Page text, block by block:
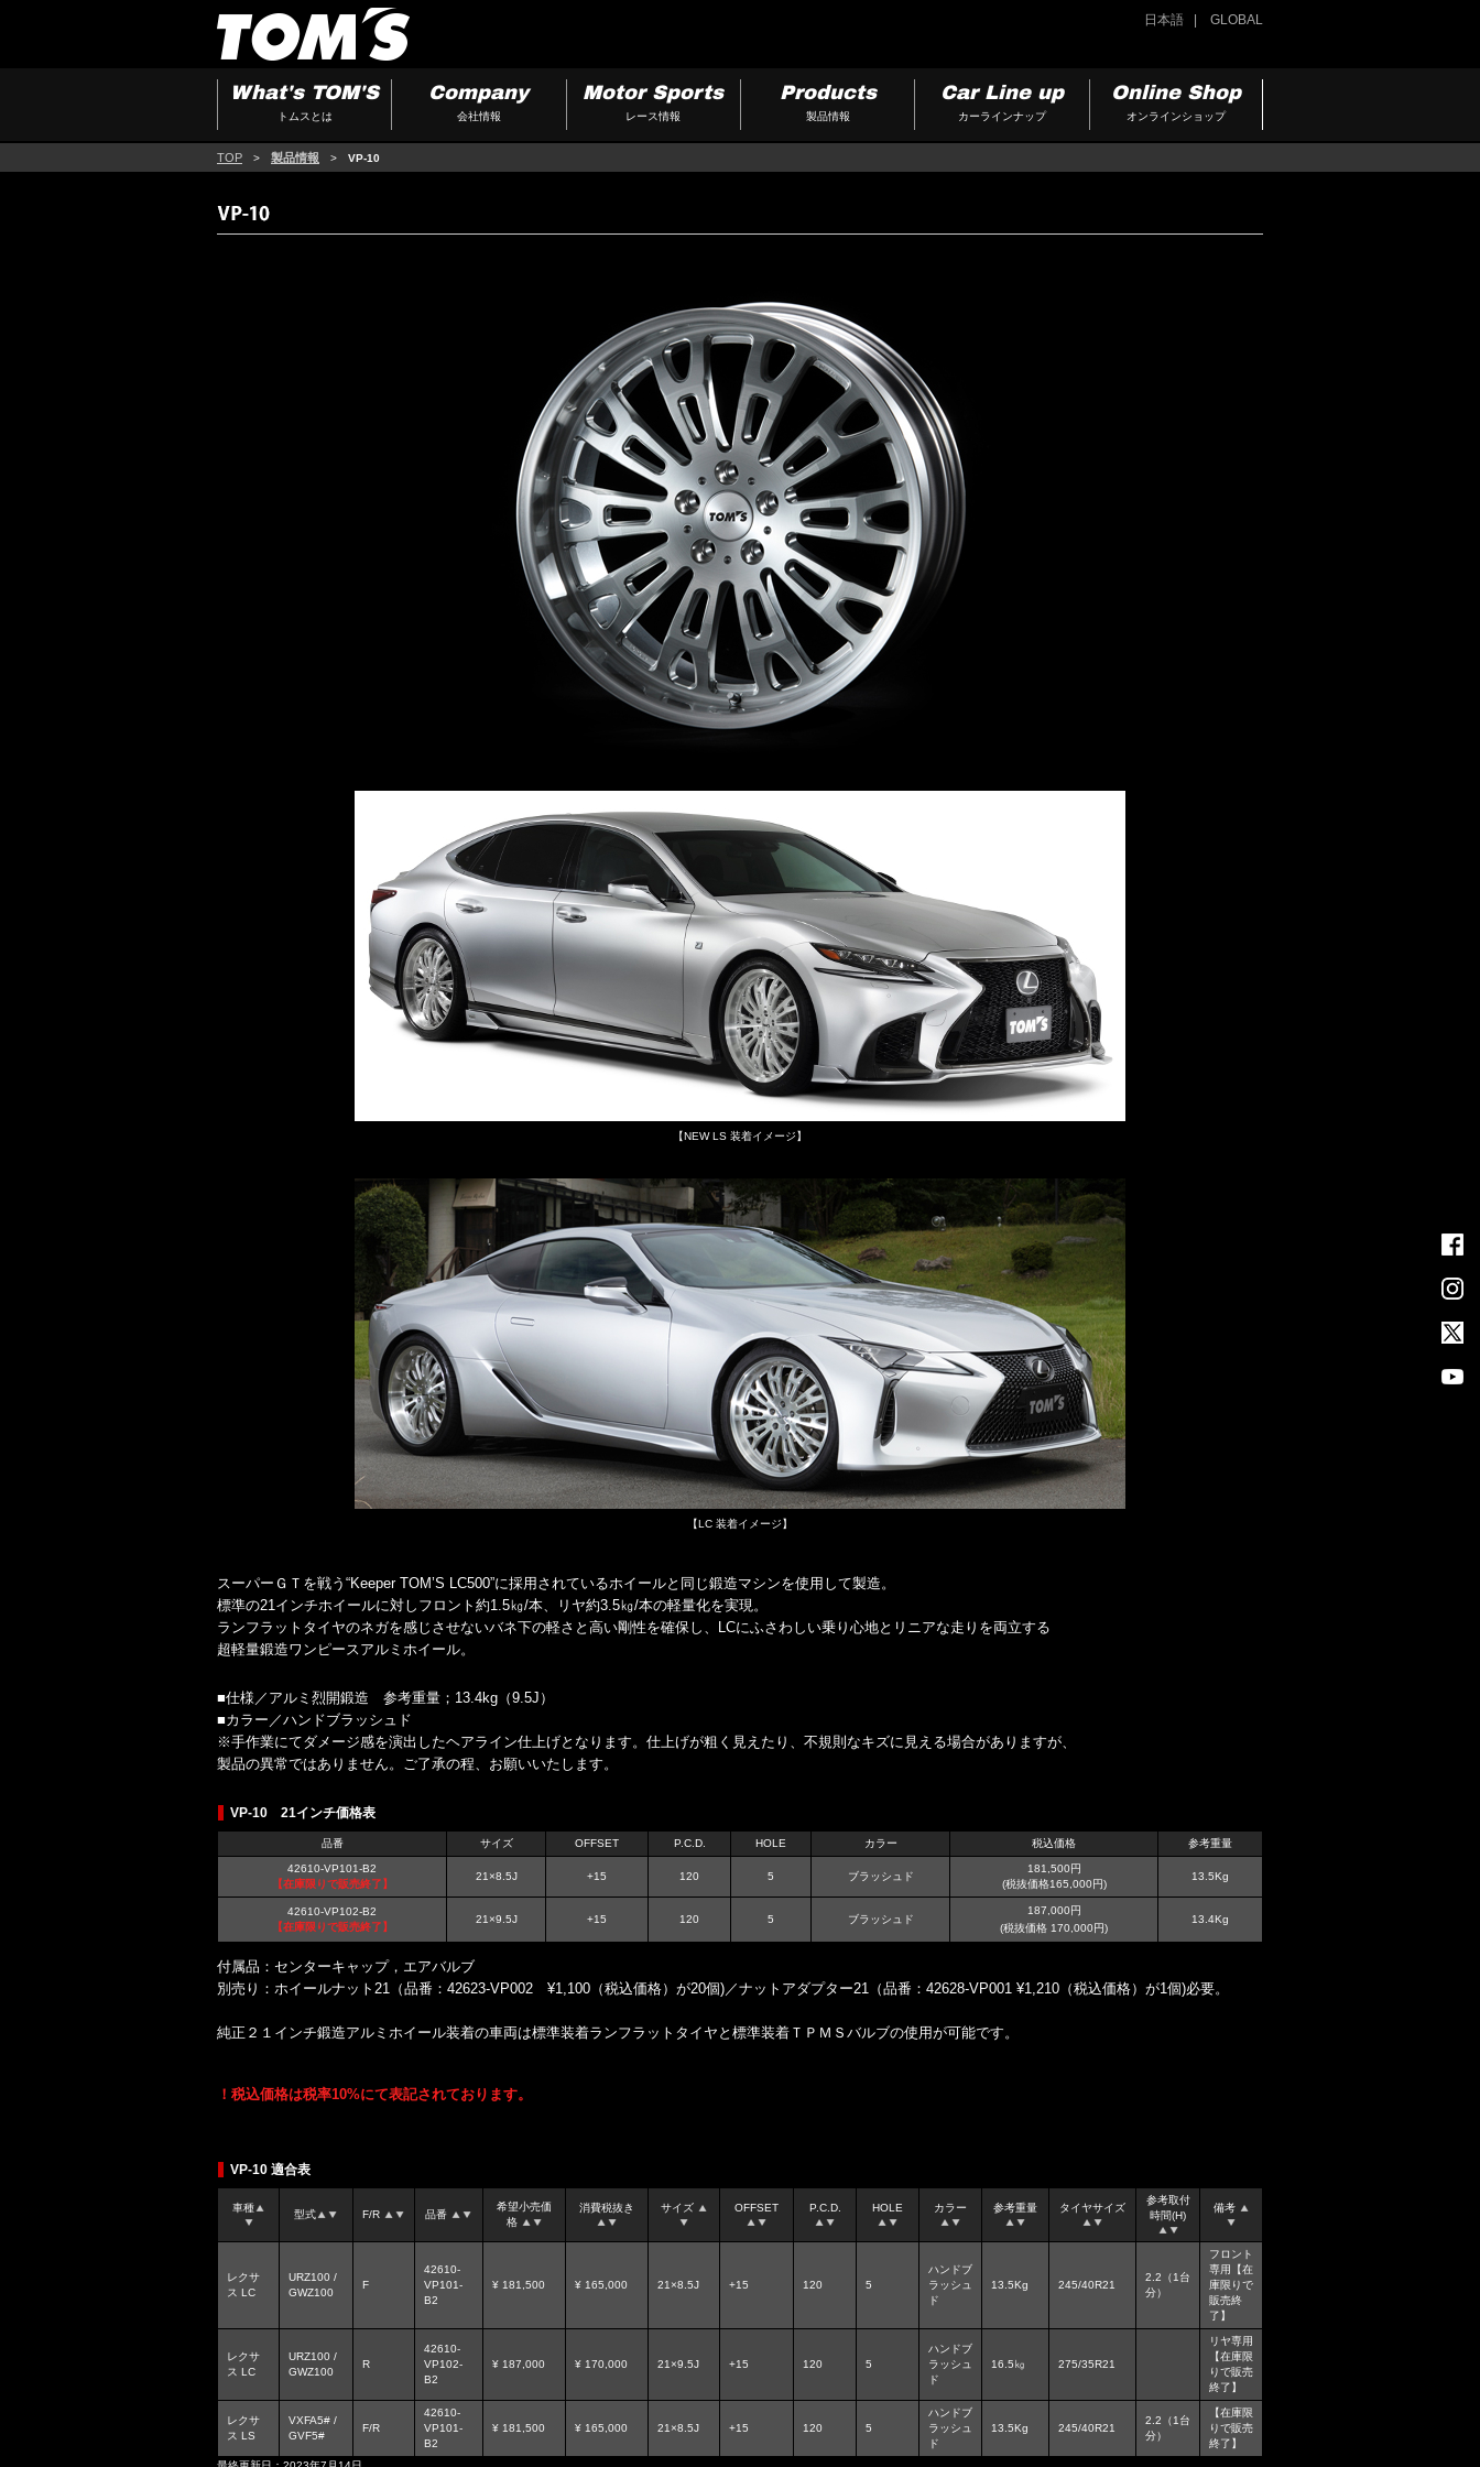
日本語 GLOBAL
What's TOM'S
トムスとは
Company
会社情報
Motor Sports
レース情報
Products
製品情報
Car Line up
カーラインナップ
Online Shop
オンラインショップ
TOP > 製品情報 > VP-10
【NEW LS 装着イメージ】
【LC 装着イメージ】
スーパーＧＴを戦う“Keeper TOM’S LC500”に採用されているホイールと同じ鍛造マシンを使用して製造。
標準の21インチホイールに対しフロント約1.5㎏/本、リヤ約3.5㎏/本の軽量化を実現。
ランフラットタイヤのネガを感じさせないバネ下の軽さと高い剛性を確保し、LCにふさわしい乗り心地とリニアな走りを両立する
超軽量鍛造ワンピースアルミホイール。
■仕様／アルミ烈開鍛造 参考重量；13.4kg（9.5J）
■カラー／ハンドブラッシュド
※手作業にてダメージ感を演出したヘアライン仕上げとなります。仕上げが粗く見えたり、不規則なキズに見える場合がありますが、
製品の異常ではありません。ご了承の程、お願いいたします。
VP-10 21インチ価格表
品番 サイズ OFFSET P.C.D. HOLE カラー 税込価格 参考重量
42610-VP101-B2
【在庫限りで販売終了】
21×8.5J +15 120 5 ブラッシュド
181,500円
(税抜価格165,000円)
13.5Kg
42610-VP102-B2
【在庫限りで販売終了】
21×9.5J +15 120 5 ブラッシュド
187,000円
(税抜価格 170,000円)
13.4Kg
付属品：センターキャップ，エアバルブ
別売り：ホイールナット21（品番：42623-VP002 ¥1,100（税込価格）が20個)／ナットアダプター21（品番：42628-VP001 ¥1,210（税込価格）が1個)必要。
純正２１インチ鍛造アルミホイール装着の車両は標準装着ランフラットタイヤと標準装着ＴＰＭＳバルブの使用が可能です。
！税込価格は税率10%にて表記されております。
VP-10 適合表
車種
型式 F/R 品番
希望小売価
格
消費税抜き サイズ OFFSET P.C.D. HOLE カラー 参考重量 タイヤサイズ
参考取付
時間(H)
備考
レクサ
ス LC
URZ100 /
GWZ100
F
42610-
VP101-
B2
¥ 181,500 ¥ 165,000 21×8.5J +15 120 5
ハンドブ
ラッシュ
ド
13.5Kg 245/40R21
2.2（1台
分）
フロント
専用【在
庫限りで
販売終
了】
レクサ
ス LC
URZ100 /
GWZ100
R
42610-
VP102-
B2
¥ 187,000 ¥ 170,000 21×9.5J +15 120 5
ハンドブ
ラッシュ
ド
16.5㎏ 275/35R21
リヤ専用
【在庫限
りで販売
終了】
レクサ
ス LS
VXFA5# /
GVF5#
F/R
42610-
VP101-
B2
¥ 181,500 ¥ 165,000 21×8.5J +15 120 5
ハンドブ
ラッシュ
ド
13.5Kg 245/40R21
2.2（1台
分）
【在庫限
りで販売
終了】